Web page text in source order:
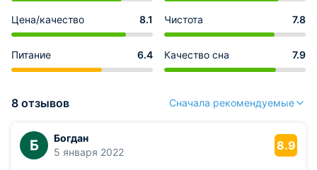
Цена/качество 8.1 Чистота 7.8
Питание 6.4 Качество сна 7.9
8 отзывов Сначала рекомендуемые
Б
Богдан
5 января 2022
8.9